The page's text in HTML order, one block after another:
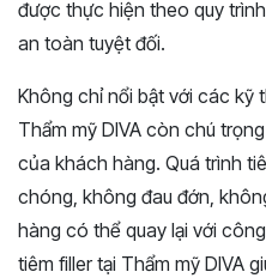
được thực hiện theo quy
an toàn tuyệt đối.
Không chỉ nổi bật với các kỹ
Thẩm mỹ DIVA còn chú
của khách hàng. Quá trình
chóng, không đau đớn,
hàng có thể quay lại với
tiêm filler tại Thẩm mỹ DIVA